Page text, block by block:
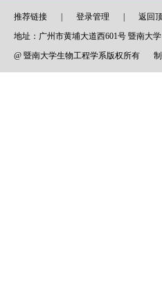
推荐链接 登录管理
返回
地址：广州市黄埔大道西601号 暨南大学
@ 暨南大学生物工程学系版权所有